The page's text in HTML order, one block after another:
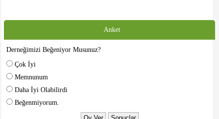
Anket
Derneğimizi Beğeniyor Musunuz?
Çok İyi
Memnunum
Daha İyi Olabilirdi
Beğenmiyorum.